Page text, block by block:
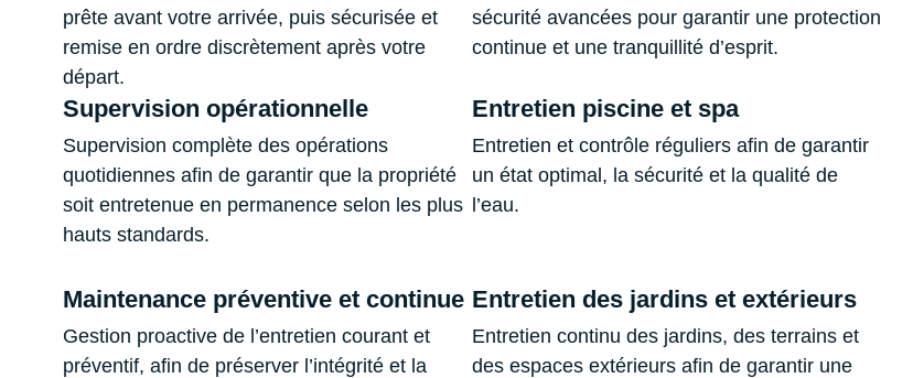
prête avant votre arrivée, puis sécurisée et
remise en ordre discrètement après votre
départ.
sécurité avancées pour garantir une protection
continue et une tranquillité d’esprit.
Supervision opérationnelle
Supervision complète des opérations
quotidiennes afin de garantir que la propriété
soit entretenue en permanence selon les plus
hauts standards.
Entretien piscine et spa
Entretien et contrôle réguliers afin de garantir
un état optimal, la sécurité et la qualité de
l’eau.
Maintenance préventive et continue
Gestion proactive de l’entretien courant et
préventif, afin de préserver l’intégrité et la
Entretien des jardins et extérieurs
Entretien continu des jardins, des terrains et
des espaces extérieurs afin de garantir une